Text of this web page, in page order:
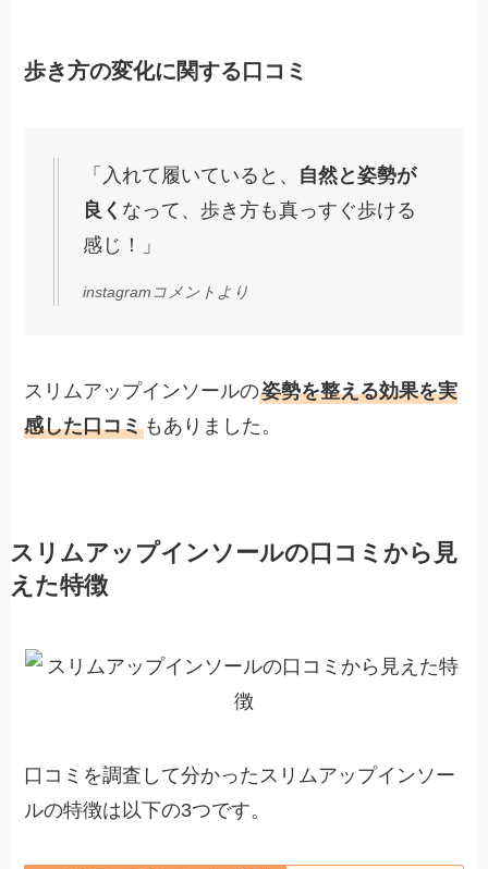
歩き方の変化に関する口コミ
「入れて履いていると、 自然と姿勢が
良く なって、歩き方も真っすぐ歩ける
感じ！」
instagramコメントより
スリムアップインソールの姿勢を整える効果を実
感した口コミ もありました。
スリムアップインソールの口コミから見
えた特徴
口コミを調査して分かったスリムアップインソー
ルの特徴は以下の3つです。